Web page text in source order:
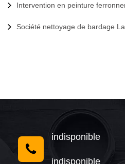
Intervention en peinture
Société nettoyage de bardage
indisponible
indisponible